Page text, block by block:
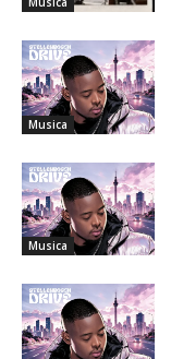
Musica
Musica